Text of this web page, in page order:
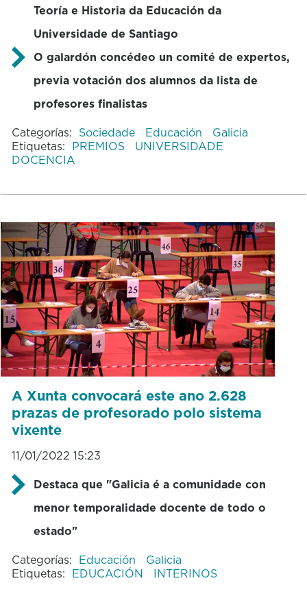
Teoría e Historia da Educación da
Universidade de Santiago
O galardón concédeo un comité de expertos,
previa votación dos alumnos da lista de
profesores finalistas
Categorías: Sociedade Educación
Galicia
Etiquetas: PREMIOS
UNIVERSIDADE
DOCENCIA
A Xunta convocará este ano 2.628
prazas de profesorado polo sistema
vixente
11/01/2022 15:23
Destaca que "Galicia é a comunidade con
menor temporalidade docente de todo o
estado"
Categorías: Educación
Galicia
Etiquetas: EDUCACIÓN INTERINOS